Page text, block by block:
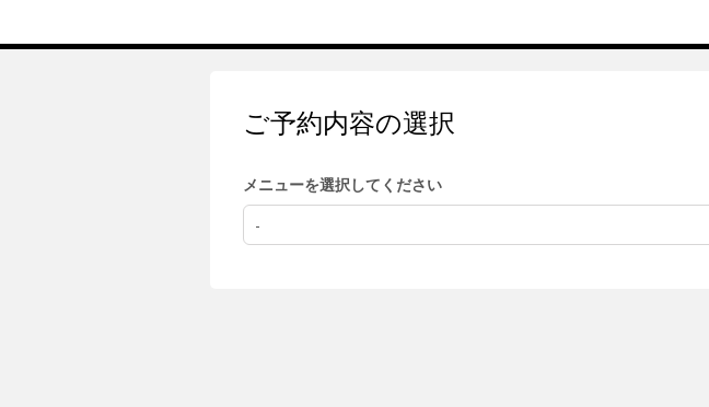
ご予約内容の選択
メニューを選択してください
-